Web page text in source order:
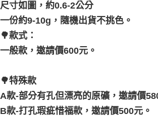
尺寸如圖，約0.6-2公分
一份約9-10g，隨機出貨不挑色。
🌳款式：
一般款，邀請價600元。
🌳特殊款
A款-部分有孔但漂亮的原礦，邀請價
B款-打孔瑕疵惜福款，邀請價500元。